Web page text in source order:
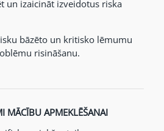
un izaicināt izveidotus riska
bāzēto un kritisko lēmumu
risināšanu.
MĀCĪBU APMEKLĒŠANAI